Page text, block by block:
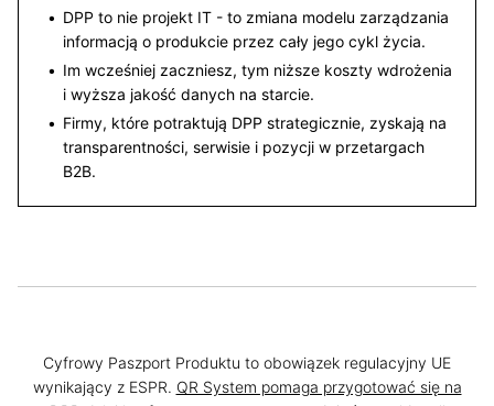
DPP to nie projekt IT - to zmiana modelu zarządzania
informacją o produkcie przez cały jego cykl życia.
Im wcześniej zaczniesz, tym niższe koszty wdrożenia
i wyższa jakość danych na starcie.
Firmy, które potraktują DPP strategicznie, zyskają na
transparentności, serwisie i pozycji w przetargach
B2B.
Cyfrowy Paszport Produktu to obowiązek regulacyjny UE
wynikający z ESPR. QR System pomaga przygotować się na